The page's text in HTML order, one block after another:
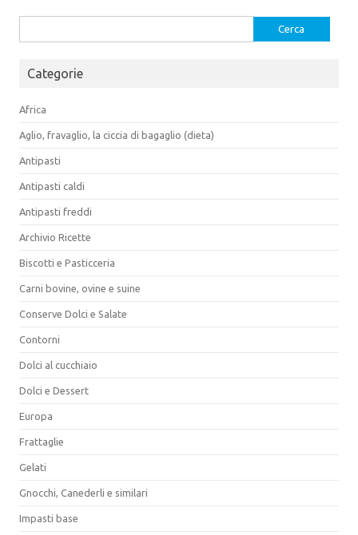
per:
Categorie
Africa
Aglio, fravaglio, la ciccia di bagaglio (dieta)
Antipasti
Antipasti caldi
Antipasti freddi
Archivio Ricette
Biscotti e Pasticceria
Carni bovine, ovine e suine
Conserve Dolci e Salate
Contorni
Dolci al cucchiaio
Dolci e Dessert
Europa
Frattaglie
Gelati
Gnocchi, Canederli e similari
Impasti base